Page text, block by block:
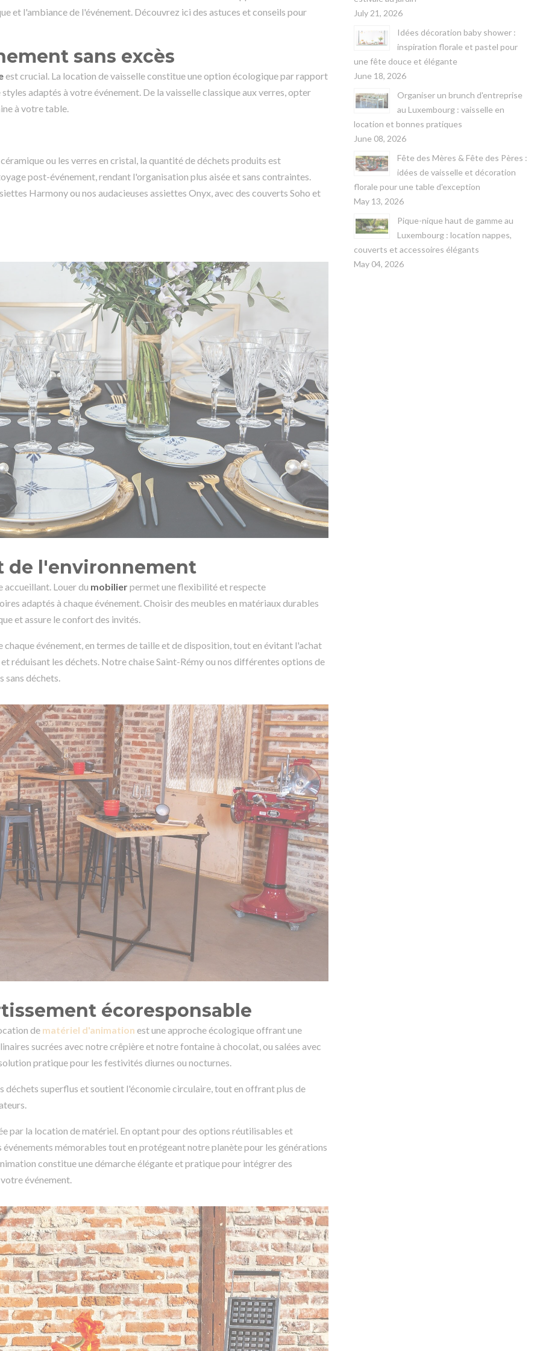
et l'ambiance de l'événement. Découvrez ici des astuces et conseils pour
sans excès
est crucial. La location de vaisselle constitue une option écologique par rapport
adaptés à votre événement. De la vaisselle classique aux verres, opter
à votre table.
ou les verres en cristal, la quantité de déchets produits est
post-événement, rendant l'organisation plus aisée et sans contraintes.
Harmony ou nos audacieuses assiettes Onyx, avec des couverts Soho et
de l'environnement
accueillant. Louer du mobilierpermet une flexibilité et respecte
adaptés à chaque événement. Choisir des meubles en matériaux durables
et assure le confort des invités.
événement, en termes de taille et de disposition, tout en évitant l'achat
réduisant les déchets. Notre chaise Saint-Rémy ou nos différentes options de
sans déchets.
écoresponsable
de matériel d'animation est une approche écologique offrant une
sucrées avec notre crêpière et notre fontaine à chocolat, ou salées avec
pratique pour les festivités diurnes ou nocturnes.
superflus et soutient l'économie circulaire, tout en offrant plus de
par la location de matériel. En optant pour des options réutilisables et
mémorables tout en protégeant notre planète pour les générations
constitue une démarche élégante et pratique pour intégrer des
événement.
July 21, 2026
Idées décoration baby shower :
inspiration florale et pastel pour
une fête douce et élégante
June 18, 2026
Organiser un brunch d'entreprise
au Luxembourg : vaisselle en
location et bonnes pratiques
June 08, 2026
Fête des Mères & Fête des Pères :
idées de vaisselle et décoration
florale pour une table d'exception
May 13, 2026
Pique-nique haut de gamme au
Luxembourg : location nappes,
couverts et accessoires élégants
May 04, 2026